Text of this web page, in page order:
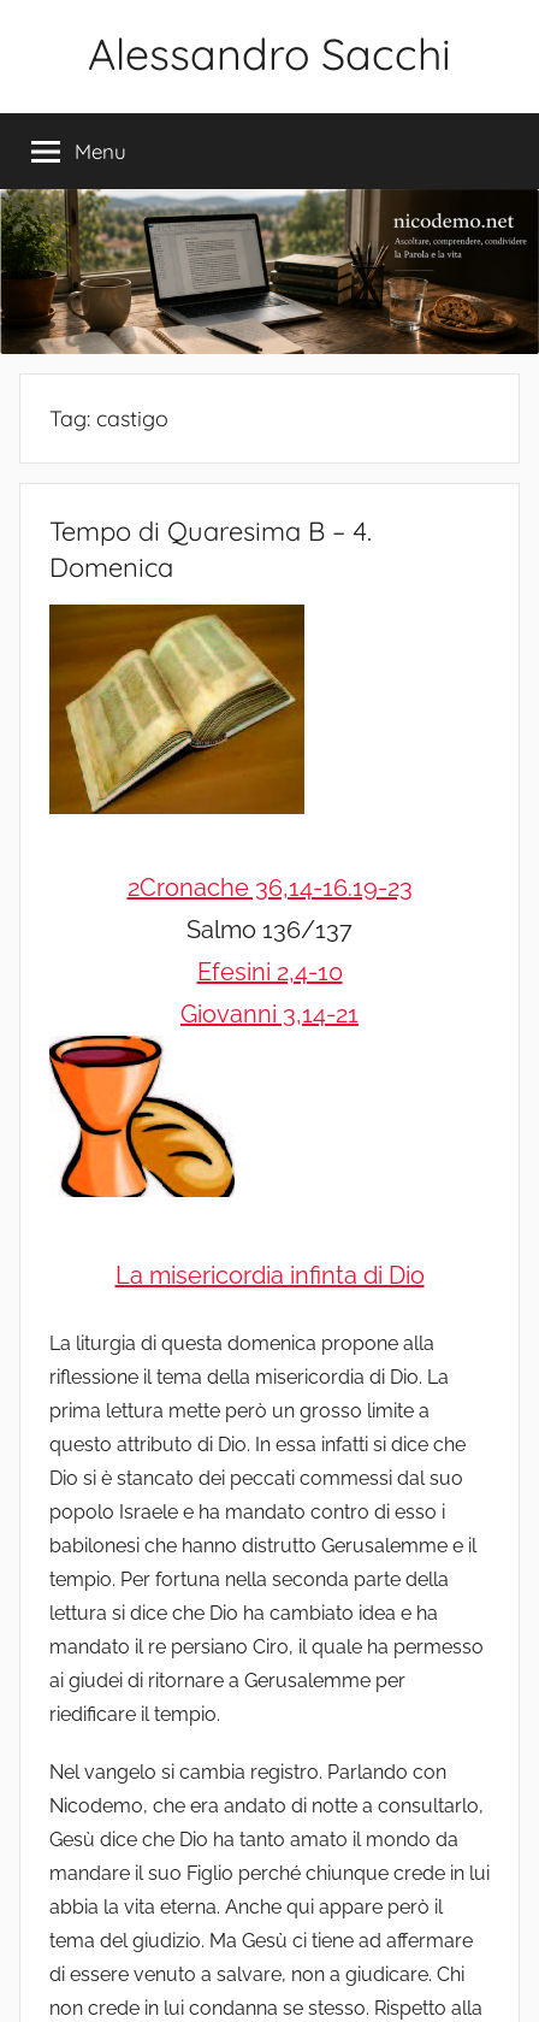
Alessandro Sacchi
Vita
Menu
Tag: castigo
Tempo di Quaresima B – 4.
Domenica
2Cronache 36,14-16.19-23
Salmo 136/137
Efesini 2,4-10
Giovanni 3,14-21
La misericordia infinta di Dio
La liturgia di questa domenica propone alla
riflessione il tema della misericordia di Dio. La
prima lettura mette però un grosso limite a
questo attributo di Dio. In essa infatti si dice che
Dio si è stancato dei peccati commessi dal suo
popolo Israele e ha mandato contro di esso i
babilonesi che hanno distrutto Gerusalemme e il
tempio. Per fortuna nella seconda parte della
lettura si dice che Dio ha cambiato idea e ha
mandato il re persiano Ciro, il quale ha permesso
ai giudei di ritornare a Gerusalemme per
riedificare il tempio.
Nel vangelo si cambia registro. Parlando con
Nicodemo, che era andato di notte a consultarlo,
Gesù dice che Dio ha tanto amato il mondo da
mandare il suo Figlio perché chiunque crede in lui
abbia la vita eterna. Anche qui appare però il
tema del giudizio. Ma Gesù ci tiene ad affermare
di essere venuto a salvare, non a giudicare. Chi
non crede in lui condanna se stesso. Rispetto alla